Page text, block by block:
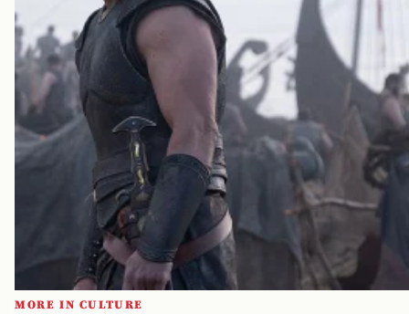
MORE IN CULTURE